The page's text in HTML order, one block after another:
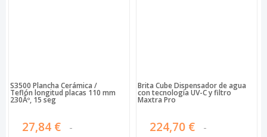
S3500 Plancha Cerámica /
Teflón longitud placas 110 mm
230Âº, 15 seg
27,84 €
Brita Cube Dispensador de agua
con tecnología UV-C y filtro
Maxtra Pro
224,70 €